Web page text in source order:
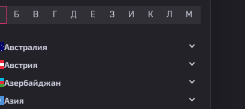
Б В Г Д Е З И К Л М
Австралия
Австрия
Азербайджан
Азия